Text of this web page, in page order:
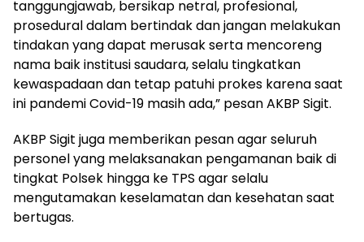
tanggungjawab, bersikap netral, profesional,
prosedural dalam bertindak dan jangan melakukan
tindakan yang dapat merusak serta mencoreng
nama baik institusi saudara, selalu tingkatkan
kewaspadaan dan tetap patuhi prokes karena saat
ini pandemi Covid-19 masih ada,” pesan AKBP Sigit.
AKBP Sigit juga memberikan pesan agar seluruh
personel yang melaksanakan pengamanan baik di
tingkat Polsek hingga ke TPS agar selalu
mengutamakan keselamatan dan kesehatan saat
bertugas.